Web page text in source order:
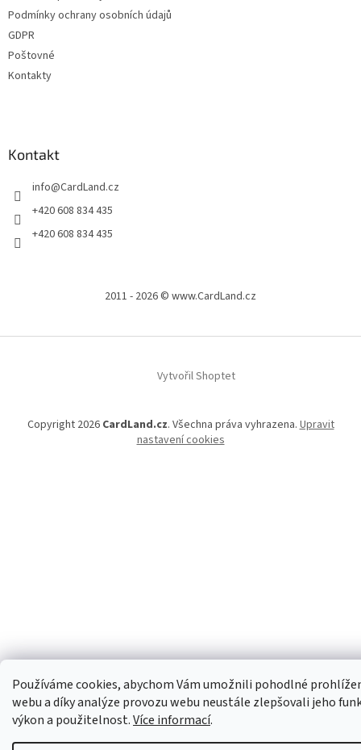
Používáme cookies, abychom Vám umožnili pohodlné
webu a díky analýze provozu webu neustále zlepšovali jeho
výkon a použitelnost.Více informací.
Podmínky ochrany osobních údajů
GDPR
Poštovné
Kontakty
Kontakt
info@CardLand.cz
+420 608 834 435
+420 608 834 435
2011 - 2026 © www.CardLand.cz
Vytvořil Shoptet
Copyright 2026 CardLand.cz. Všechna práva vyhrazena.Upravit
nastavení cookies